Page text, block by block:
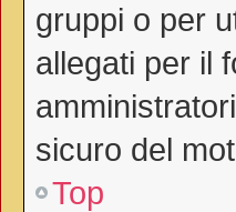
gruppi o per
allegati per il
sicuro del
Top